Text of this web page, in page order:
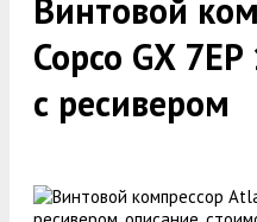
Винтовой
Copco GX
с ресивером